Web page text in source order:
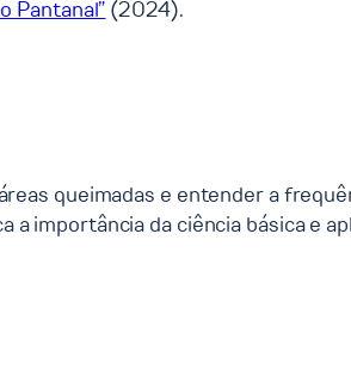
Pantanal” (2024).
queimadas e entender a
importância da ciência básica e